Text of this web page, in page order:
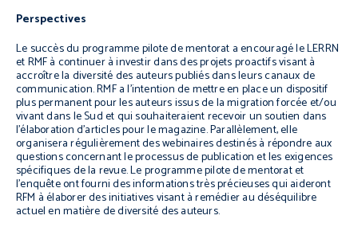
Perspectives
Le succès du programme pilote de mentorat a encouragé le LERRN
et RMF à continuer à investir dans des projets proactifs visant à
accroître la diversité des auteurs publiés dans leurs canaux de
communication. RMF a l’intention de mettre en place un dispositif
plus permanent pour les auteurs issus de la migration forcée et/ou
vivant dans le Sud et qui souhaiteraient recevoir un soutien dans
l’élaboration d’articles pour le magazine. Parallèlement, elle
organisera régulièrement des webinaires destinés à répondre aux
questions concernant le processus de publication et les exigences
spécifiques de la revue. Le programme pilote de mentorat et
l’enquête ont fourni des informations très précieuses qui aideront
RFM à élaborer des initiatives visant à remédier au déséquilibre
actuel en matière de diversité des auteurs.